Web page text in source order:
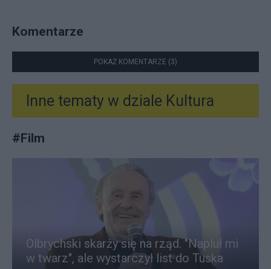
Komentarze
POKAŻ KOMENTARZE (3)
Inne tematy w dziale Kultura
#Film
Olbrychski skarży się na rząd. "Napluł mi
w twarz", ale wystarczył list do Tuska